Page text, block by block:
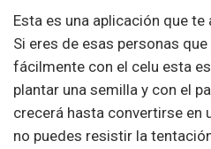
Esta es una aplicación que
Si eres de esas personas
fácilmente con el celu esta
plantar una semilla y con el
crecerá hasta convertirse en
no puedes resistir la